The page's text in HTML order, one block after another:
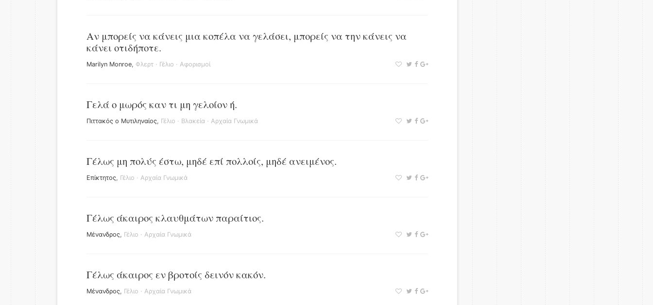
Αν μπορείς να κάνεις μια κοπέλα να γελάσει, μπορείς να την κάνεις να
κάνει οτιδήποτε.
Marilyn Monroe, Φλερτ · Γέλιο · Αφορισμοί
Γελά ο μωρός καν τι μη γελοίον ή.
Πιττακός ο Μυτιληναίος, Γέλιο · Βλακεία · Αρχαία Γνωμικά
Γέλως μη πολύς έστω, μηδέ επί πολλοίς, μηδέ ανειμένος.
Επίκτητος, Γέλιο · Αρχαία Γνωμικά
Γέλως άκαιρος κλαυθμάτων παραίτιος.
Μένανδρος, Γέλιο · Αρχαία Γνωμικά
Γέλως άκαιρος εν βροτοίς δεινόν κακόν.
Μένανδρος, Γέλιο · Αρχαία Γνωμικά